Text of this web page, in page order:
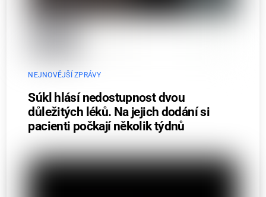
NEJNOVĚJŠÍ ZPRÁVY
Súkl hlásí nedostupnost dvou
důležitých léků. Na jejich dodání si
pacienti počkají několik týdnů